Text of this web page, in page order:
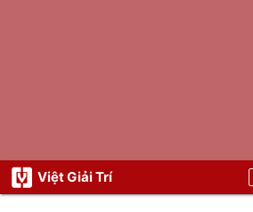
Việt Giải Trí